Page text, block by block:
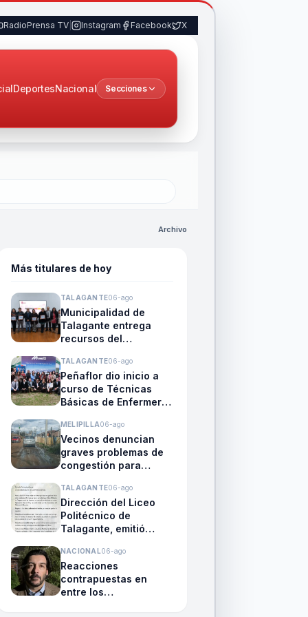
RadioPrensa TV Instagram Facebook X
DeportesNacional Secciones
Archivo
Más titulares de hoy
TALAGANTE06-ago
Municipalidad de
Talagante entrega
recursos del
organizaciones
sociales
TALAGANTE06-ago
Peñaflor dio inicio a
curso de Técnicas
Básicas de Enfermería
empleabilidad de
vecinos
MELIPILLA06-ago
Vecinos denuncian
graves problemas de
congestión para
exigen soluciones
viales
TALAGANTE06-ago
Dirección del Liceo
Politécnico de
Talagante, emitió
entre estudiantes
dentro y fuera del
Liceo del
establecimiento
NACIONAL06-ago
Reacciones
contrapuestas en
entre los